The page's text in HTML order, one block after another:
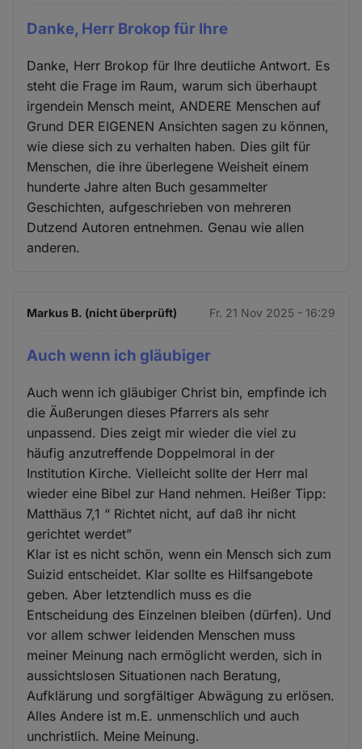
Danke, Herr Brokop für Ihre
Danke, Herr Brokop für Ihre deutliche Antwort. Es
steht die Frage im Raum, warum sich überhaupt
irgendein Mensch meint, ANDERE Menschen auf
Grund DER EIGENEN Ansichten sagen zu können,
wie diese sich zu verhalten haben. Dies gilt für
Menschen, die ihre überlegene Weisheit einem
hunderte Jahre alten Buch gesammelter
Geschichten, aufgeschrieben von mehreren
Dutzend Autoren entnehmen. Genau wie allen
anderen.
Markus B. (nicht überprüft) Fr. 21 Nov 2025 - 16:29
Auch wenn ich gläubiger
Auch wenn ich gläubiger Christ bin, empfinde ich
die Äußerungen dieses Pfarrers als sehr
unpassend. Dies zeigt mir wieder die viel zu
häufig anzutreffende Doppelmoral in der
Institution Kirche. Vielleicht sollte der Herr mal
wieder eine Bibel zur Hand nehmen. Heißer Tipp:
Matthäus 7,1 “ Richtet nicht, auf daß ihr nicht
gerichtet werdet”
Klar ist es nicht schön, wenn ein Mensch sich zum
Suizid entscheidet. Klar sollte es Hilfsangebote
geben. Aber letztendlich muss es die
Entscheidung des Einzelnen bleiben (dürfen). Und
vor allem schwer leidenden Menschen muss
meiner Meinung nach ermöglicht werden, sich in
aussichtslosen Situationen nach Beratung,
Aufklärung und sorgfältiger Abwägung zu erlösen.
Alles Andere ist m.E. unmenschlich und auch
unchristlich. Meine Meinung.